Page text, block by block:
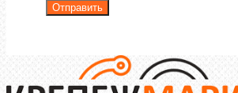
Отправить